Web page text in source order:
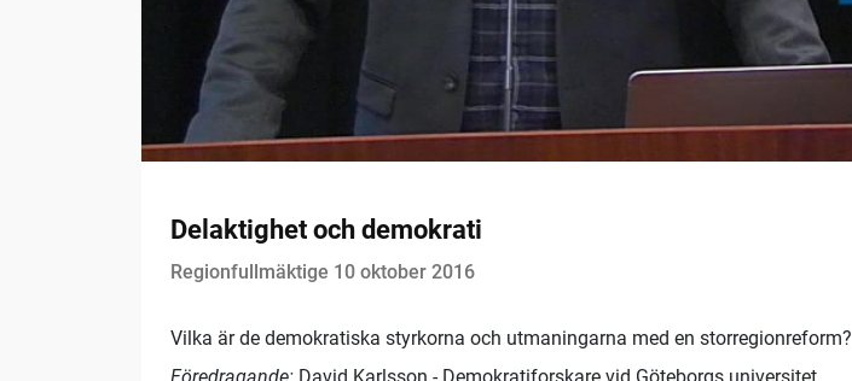
Delaktighet och demokrati
Regionfullmäktige 10 oktober 2016
Vilka är de demokratiska styrkorna och utmaningarna med en storregionreform?